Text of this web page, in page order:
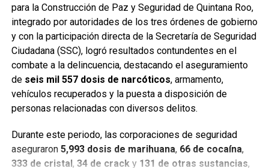
Entre las acciones destacadas se encuentran detenciones
relevantes en
Benito Juárez, Lázaro Cárdenas y Tulum
donde autoridades federales y estatales aseguraron
narcóticos, vehículos y cumplimentaron órdenes de
aprehensión contra personas presuntamente vinculadas
con delitos de alto impacto.
para la Construcción de Paz y Seguridad de Quintana Roo,
integrado por autoridades de los tres órdenes de gobierno
y con la participación directa de la Secretaría de Seguridad
Ciudadana (SSC), logró resultados contundentes en el
combate a la delincuencia, destacando el aseguramiento
de seis mil 557 dosis de narcóticos, armamento,
vehículos recuperados y la puesta a disposición de
personas relacionadas con diversos delitos.
Durante este periodo, las corporaciones de seguridad
aseguraron 5,993 dosis de marihuana, 66 de cocaína,
333 de cristal, 34 de crack y 131 de otras sustancias,